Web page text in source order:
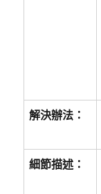
解決辦法：
細節描述：